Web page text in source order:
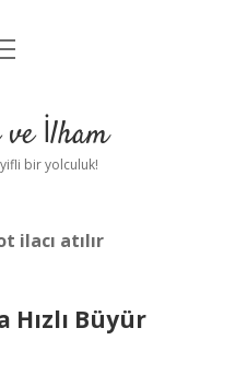
ve İlham
bir yolculuk!
ilacı atılır
Hızlı Büyür